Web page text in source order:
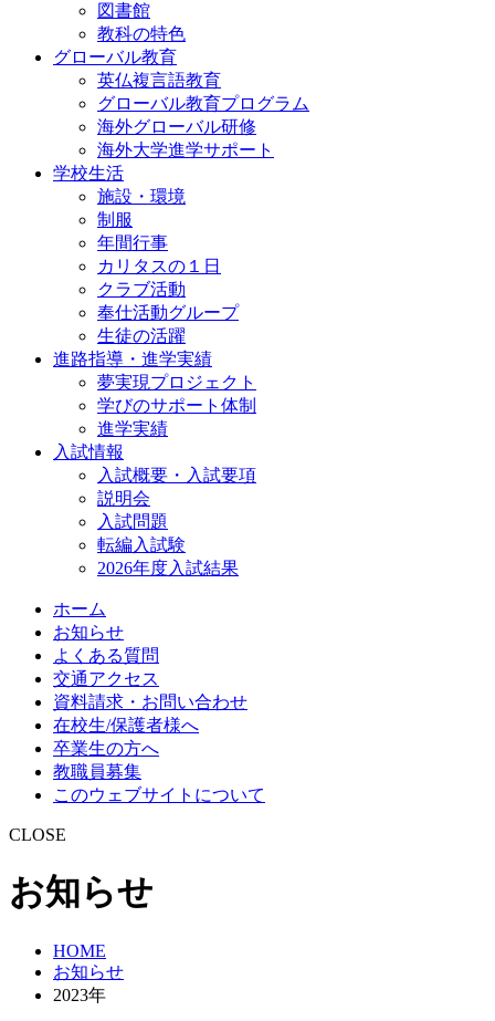
図書館
教科の特色
グローバル教育
英仏複言語教育
グローバル教育プログラム
海外グローバル研修
海外大学進学サポート
学校生活
施設・環境
制服
年間行事
カリタスの１日
クラブ活動
奉仕活動グループ
生徒の活躍
進路指導・進学実績
夢実現プロジェクト
学びのサポート体制
進学実績
入試情報
入試概要・入試要項
説明会
入試問題
転編入試験
2026年度入試結果
ホーム
お知らせ
よくある質問
交通アクセス
資料請求・お問い合わせ
在校生/保護者様へ
卒業生の方へ
教職員募集
このウェブサイトについて
CLOSE
お知らせ
HOME
お知らせ
2023年